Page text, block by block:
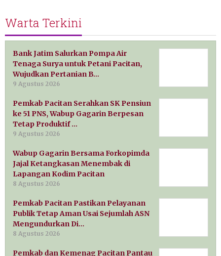
Warta Terkini
Bank Jatim Salurkan Pompa Air
Tenaga Surya untuk Petani Pacitan,
Wujudkan Pertanian B…
9 Agustus 2026
Pemkab Pacitan Serahkan SK Pensiun
ke 51 PNS, Wabup Gagarin Berpesan
Tetap Produktif …
9 Agustus 2026
Wabup Gagarin Bersama Forkopimda
Jajal Ketangkasan Menembak di
Lapangan Kodim Pacitan
8 Agustus 2026
Pemkab Pacitan Pastikan Pelayanan
Publik Tetap Aman Usai Sejumlah ASN
Mengundurkan Di…
8 Agustus 2026
Pemkab dan Kemenag Pacitan Pantau